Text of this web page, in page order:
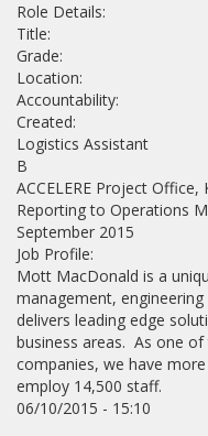
Role Details:
Title:
Grade:
Location:
Accountability:
Created:
Logistics Assistant
B
ACCELERE Project Office,
Reporting to Operations
September 2015
Job Profile:
Mott MacDonald is a
management,
delivers leading edge
business areas. As one
companies, we have
employ 14,500 staff.
06/10/2015 - 15:10